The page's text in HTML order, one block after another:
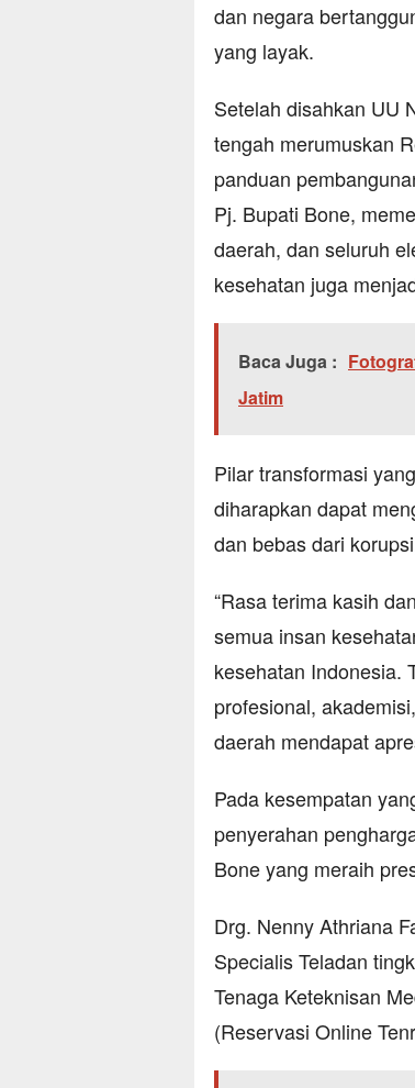
dan negara
yang layak.
Setelah disahkan UU
tengah merumuskan
panduan
Pj. Bupati Bone,
daerah, dan seluruh
kesehatan juga
Baca Juga :
Jatim
Pilar transformasi
diharapkan dapat
dan bebas dari
“Rasa terima kasih
semua insan
kesehatan Indonesia.
profesional,
daerah mendapat
Pada kesempatan
penyerahan
Bone yang meraih
Drg. Nenny Athriana
Specialis Teladan
Tenaga Keteknisan
(Reservasi Online